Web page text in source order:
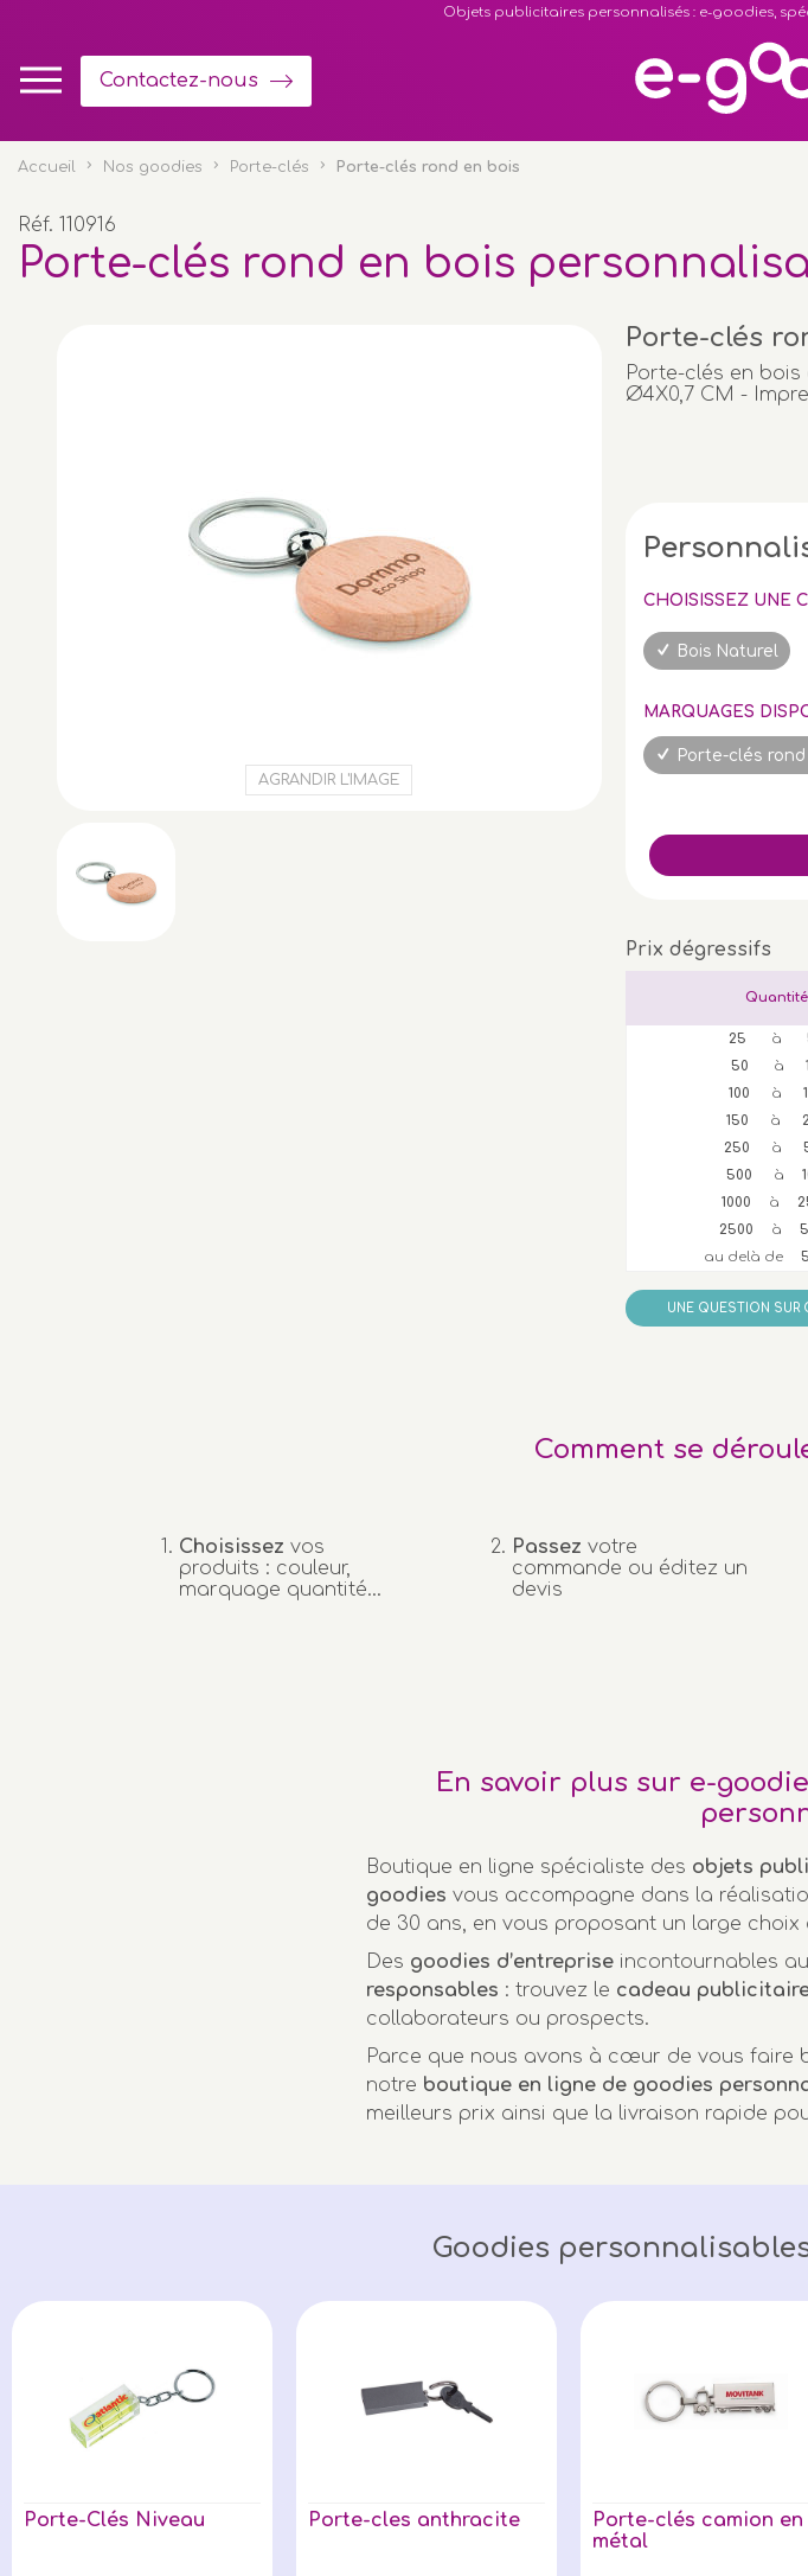
Objets publicitaires personnalisés : e-goodies,
Contactez-nous
Accueil Nos goodies Porte-clés Porte-clés rond en bois
Réf. 110916
Porte-clés rond en bois
AGRANDIR L'IMAGE
Porte-clés
Porte-clés en
Ø4X0,7 CM -
CHOISISSEZ UNE
Bois Naturel
MARQUAGES
Porte-clés
Prix dégressifs
Quantité
25 à
50 à
100 à
150 à
250 à
500 à
1000 à
2500 à
au delà de
UNE QUESTION SUR
Comment se
Choisissez vos
produits : couleur,
marquage quantité…
Passez votre
commande ou éditez un
devis
En savoir plus sur e-
Boutique en ligne spécialiste des objets
goodies vous accompagne dans la
de 30 ans, en vous proposant un large choix
Des goodies d’entreprise incontournables
responsables : trouvez le cadeau
collaborateurs ou prospects.
Parce que nous avons à cœur de vous faire
notre boutique en ligne de goodies
meilleurs prix ainsi que la livraison rapide
Goodies
Porte-Clés Niveau Porte-cles anthracite
Porte-clés camion en
métal